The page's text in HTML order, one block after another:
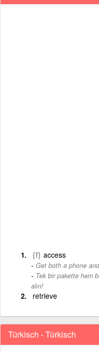
{f} access
Get both a phone
- Tek bir pakette hem
alın!
retrieve
Türkisch - Türkisch